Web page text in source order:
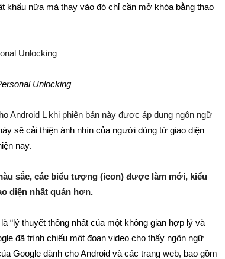
khẩu nữa mà thay vào đó chỉ cần mở khóa bằng thao
Unlocking
Android L khi phiên bản này được áp dụng ngôn ngữ
sẽ cải thiện ánh nhìn của người dùng từ giao diện
nay.
sắc, các biểu tượng (icon) được làm mới, kiểu
diện nhất quán hơn.
“lý thuyết thống nhất của một không gian hợp lý và
đã trình chiếu một đoạn video cho thấy ngôn ngữ
Google dành cho Android và các trang web, bao gồm